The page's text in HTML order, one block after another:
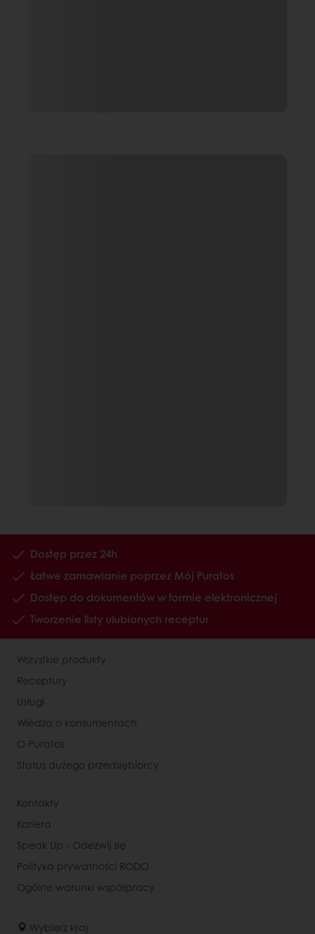
Dostęp przez 24h
Łatwe zamawianie poprzez Mój Puratos
Dostęp do dokumentów w formie elektronicznej
Tworzenie listy ulubionych receptur
Wszystkie produkty
Receptury
Usługi
Wiedza o konsumentach
O Puratos
Status dużego przedsiębiorcy
Kontakty
Kariera
Speak Up - Odezwij się
Polityka prywatności RODO
Ogólne warunki współpracy
Wybierz kraj